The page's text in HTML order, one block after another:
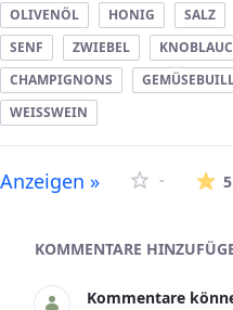
OLIVENÖL HONIG SALZ
SENF
ZWIEBEL
CHAMPIGNONS
WEISSWEIN
Anzeigen » -
Asset-
KOMMENTARE
Kommentare